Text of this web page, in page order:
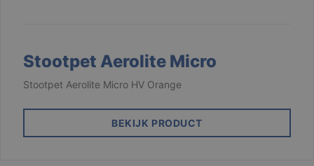
Stootpet Aerolite Micro
Stootpet Aerolite Micro HV Orange
BEKIJK PRODUCT